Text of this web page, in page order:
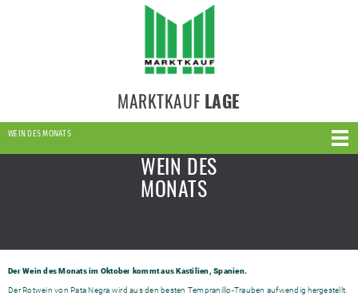
MARKTKAUF LAGE
WEIN DES MONATS
WEIN DES
MONATS
Der Wein des Monats im Oktober kommt aus Kastilien, Spanien.
Der Rotwein von Pata Negra wird aus den besten Tempranillo-Trauben aufwendig hergestellt.